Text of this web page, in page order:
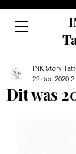
Dit was
INK Story
29 dec 2020 2